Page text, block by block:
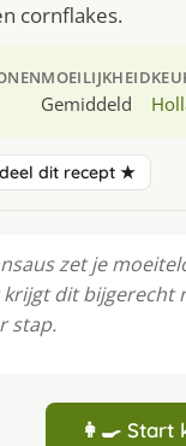
cornflakes.
MOEILIJKHEID
Gemiddeld
dit recept ★
zet je
dit bijgerecht
stap.
👩‍🍳 Start